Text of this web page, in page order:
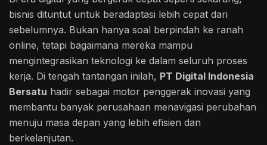
bisnis dituntut untuk beradaptasi lebih cepat dari
sebelumnya. Bukan hanya soal berpindah ke ranah
online, tetapi bagaimana mereka mampu
mengintegrasikan teknologi ke dalam seluruh proses
kerja. Di tengah tantangan inilah, PT Digital Indonesia
Bersatu hadir sebagai motor penggerak inovasi yang
membantu banyak perusahaan menavigasi perubahan
menuju masa depan yang lebih efisien dan
berkelanjutan.